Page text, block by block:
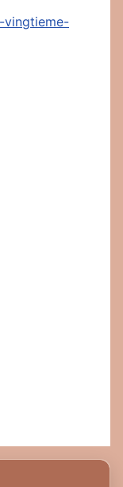
vingtieme-